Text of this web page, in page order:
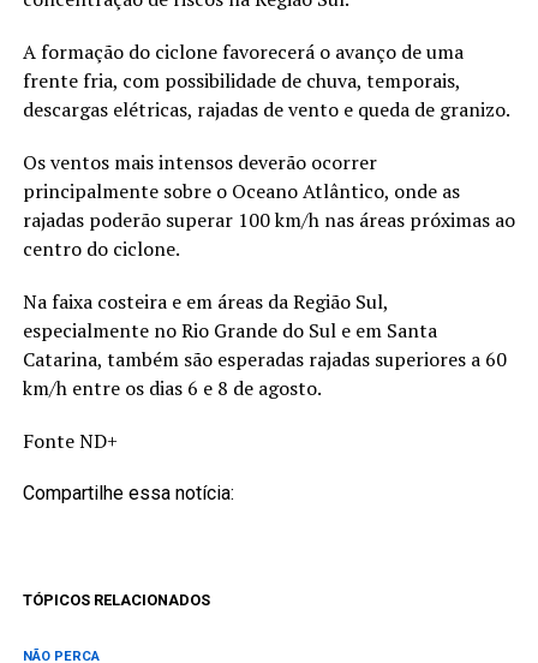
A formação do ciclone favorecerá o avanço de uma
frente fria, com possibilidade de chuva, temporais,
descargas elétricas, rajadas de vento e queda de granizo.
Os ventos mais intensos deverão ocorrer
principalmente sobre o Oceano Atlântico, onde as
rajadas poderão superar 100 km/h nas áreas próximas ao
centro do ciclone.
Na faixa costeira e em áreas da Região Sul,
especialmente no Rio Grande do Sul e em Santa
Catarina, também são esperadas rajadas superiores a 60
km/h entre os dias 6 e 8 de agosto.
Fonte ND+
Compartilhe essa notícia:
TÓPICOS RELACIONADOS
NÃO PERCA